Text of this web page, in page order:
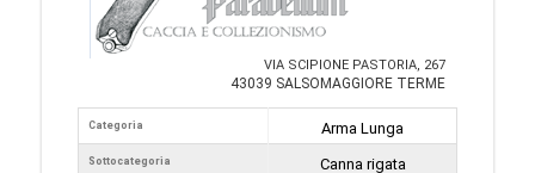
VIA SCIPIONE PASTORIA, 267
43039 SALSOMAGGIORE TERME
Categoria
Sottocategoria
Arma Lunga
Canna rigata